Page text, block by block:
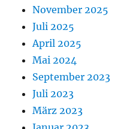
November 2025
Juli 2025
April 2025
Mai 2024
September 2023
Juli 2023
März 2023